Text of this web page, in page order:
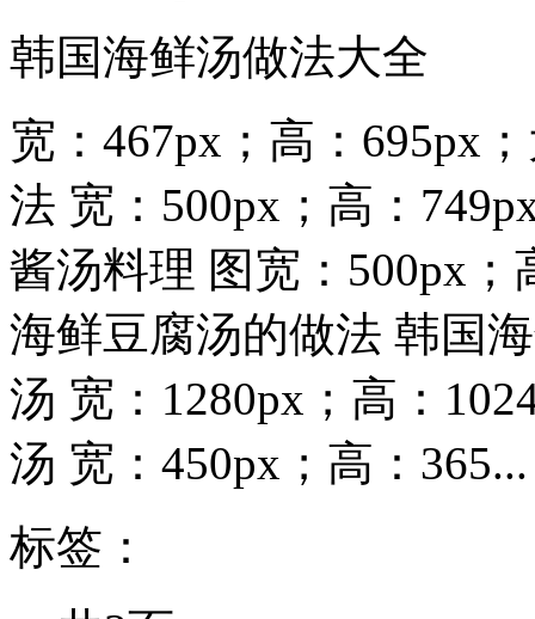
韩国海鲜汤做法大全
宽：467px；高：695px
法 宽：500px；高：
酱汤料理 图宽：500px；
海鲜豆腐汤的做法 韩国
汤 宽：1280px；高：
汤 宽：450px；高：365...
标签：